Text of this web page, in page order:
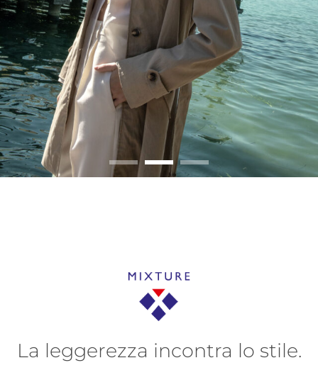
La leggerezza incontra lo stile.